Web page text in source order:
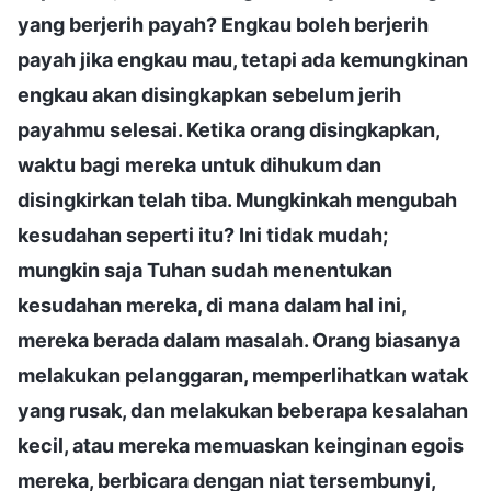
yang berjerih payah? Engkau boleh berjerih
payah jika engkau mau, tetapi ada kemungkinan
engkau akan disingkapkan sebelum jerih
payahmu selesai. Ketika orang disingkapkan,
waktu bagi mereka untuk dihukum dan
disingkirkan telah tiba. Mungkinkah mengubah
kesudahan seperti itu? Ini tidak mudah;
mungkin saja Tuhan sudah menentukan
kesudahan mereka, di mana dalam hal ini,
mereka berada dalam masalah. Orang biasanya
melakukan pelanggaran, memperlihatkan watak
yang rusak, dan melakukan beberapa kesalahan
kecil, atau mereka memuaskan keinginan egois
mereka, berbicara dengan niat tersembunyi,